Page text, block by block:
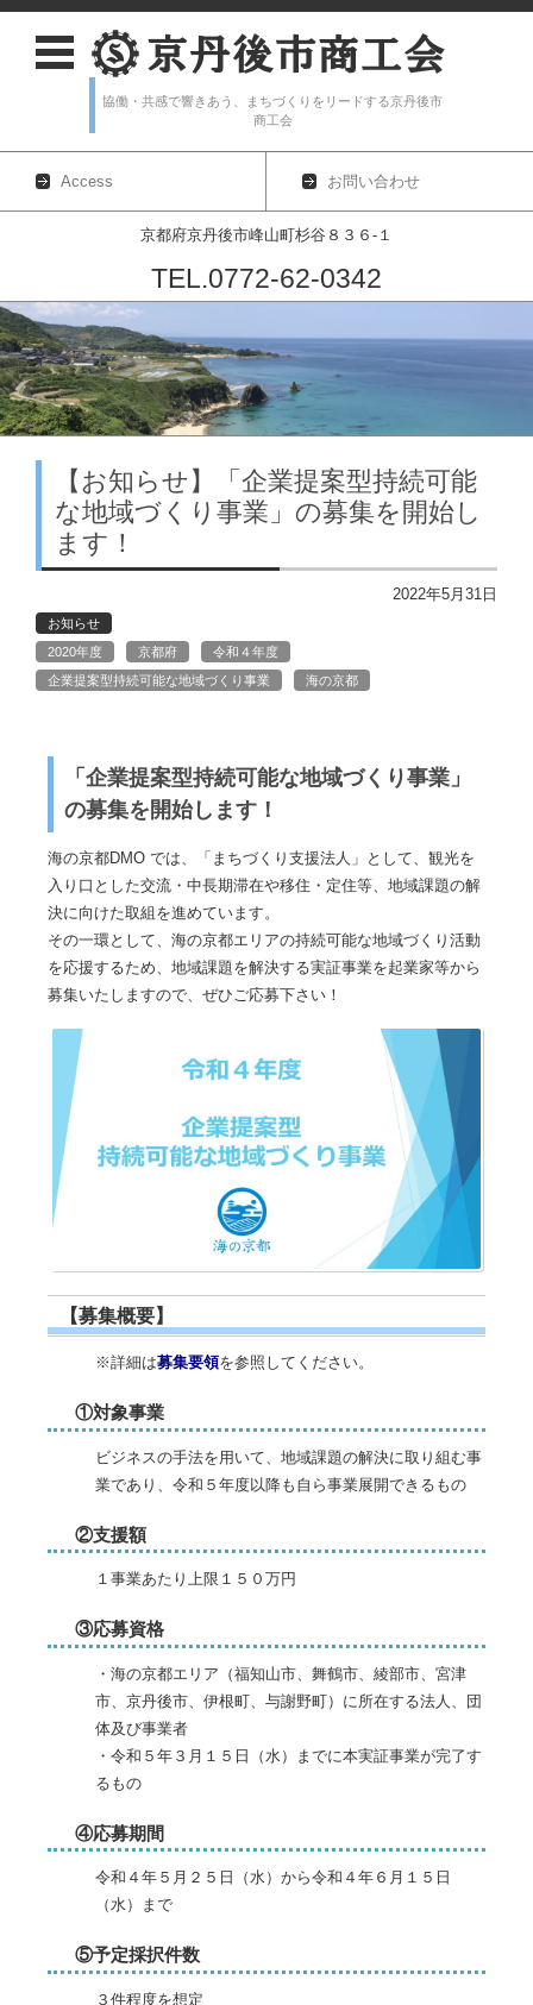
協働・共感で響きあう、まちづくりをリードする京丹後市
商工会
Access お問い合わせ
京都府京丹後市峰山町杉谷８３６-１
TEL.0772-62-0342
コンテンツに移動
【お知らせ】「企業提案型持続可能
な地域づくり事業」の募集を開始し
ます！
2022年5月31日
お知らせ
2020年度
京都府
令和４年度
企業提案型持続可能な地域づくり事業
海の京都
「企業提案型持続可能な地域づくり事業」
の募集を開始します！
海の京都DMO では、「まちづくり支援法人」として、観光を
入り口とした交流・中長期滞在や移住・定住等、地域課題の解
決に向けた取組を進めています。
その一環として、海の京都エリアの持続可能な地域づくり活動
を応援するため、地域課題を解決する実証事業を起業家等から
募集いたしますので、ぜひご応募下さい！
【募集概要】
※詳細は募集要領を参照してください。
①対象事業
ビジネスの手法を用いて、地域課題の解決に取り組む事
業であり、令和５年度以降も自ら事業展開できるもの
②支援額
１事業あたり上限１５０万円
③応募資格
・海の京都エリア（福知山市、舞鶴市、綾部市、宮津
市、京丹後市、伊根町、与謝野町）に所在する法人、団
体及び事業者
・令和５年３月１５日（水）までに本実証事業が完了す
るもの
④応募期間
令和４年５月２５日（水）から令和４年６月１５日
（水）まで
⑤予定採択件数
３件程度を想定